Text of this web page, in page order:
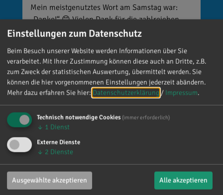
Mein meistgenutztes Wort am Samstag war:
„Danke!“ 😊 Vielen Dank für die zahlreichen
Glückwünsche, Nachrichten, Anrufe und die
über jede einzelne Aufmerksamkeit gefreut. Es
ist alles andere als selbstverständlich, dass sich
so viele Menschen die Zeit nehmen, an einen zu
denken. Umso mehr weiß ich das zu schätzen.
Einstellungen zum Datenschutz
Beim Besuch unserer Website werden Informationen über Sie
verarbeitet. Mit Ihrer Zustimmung können diese auch an Dritte, z.B.
zum Zweck der statistischen Auswertung, übermittelt werden. Sie
können die hier vorgenommenen Einstellungen jederzeit abändern.
Mehr dazu erfahren Sie hier: Datenschutzerklärung / Impressum.
Technisch notwendige Cookies (immer erforderlich)
↓ 1 Dienst
Externe Dienste
↓ 2 Dienste
Ausgewählte akzeptieren Alle akzeptieren